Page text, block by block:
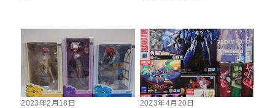
2023年2月18日
2023年4月20日